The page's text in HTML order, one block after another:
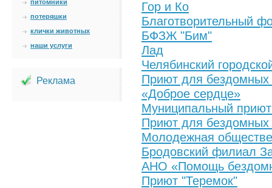
питомники
потеряшки
клички животных
наши услуги
Реклама
Гор и Ко
Благотворительный
БФЗЖ "Бим"
Лад
Челябинский
Приют для бездомных
«Доброе сердце»
Муниципальный
Приют для бездомных
Молодежная
Бродовский филиал
АНО «Помощь
Приют "Теремок"